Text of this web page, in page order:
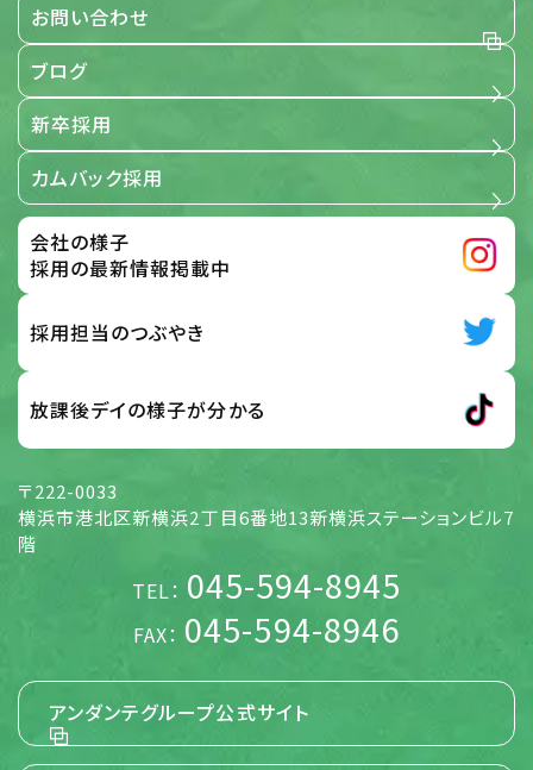
当社が事業で取扱う全ての個人情報に関する取扱いを定め
るものです。
【適用範囲】
4. 個人情報保護の取組み
当社は、「個人情報保護に関する当社の考え方」および「個人
情報保護方針」に基づき、個人情報を取り扱っている部門ご
とに管理責任者を設置し、個人情報について細心の注意と
最大限の努力をもって、保護、管理を行っております。 この取
扱い要旨において「個人情報」とは、次の各号に該当する情
報のうち、ご本人さまを識別することができる情報をいうも
他の方法で入力され、ご本人さまから当社に提供された情
報 前号の他、当社がご本人さまから提供を受けた情報 及
5. 個人情報の取扱い方針 (取得・利用目的、
第三者提供)
当社は、当社が展開する様々な事業活動に関して、個人情報
ものとします。また、ご本人さまに個人情報を提供いただく場
合には事前にその使用目的を明示し、ご本人さまに同意をい
ただくものとします。 当社は、特定の条件のものを除き、あら
かじめご本人さまの事前の同意を得ないで、ご本人さまの個
社と共同して事業活動を行う場合に必要となる、お名前並び
に職場およびご自宅の住所、電話番号、FAX番号、電子メー
ルアドレス等のご本人さまの個人情報につき、当該グループ
会社に提供することがあります。
お問い合わせ
ブログ
新卒採用
カムバック採用
会社の様子
採用の最新情報掲載中
採用担当のつぶやき
放課後デイの様子が分かる
〒222-0033
横浜市港北区新横浜2丁目6番地13新横浜ステーションビル7
階
TEL： 045-594-8945
FAX： 045-594-8946
アンダンテグループ公式サイト